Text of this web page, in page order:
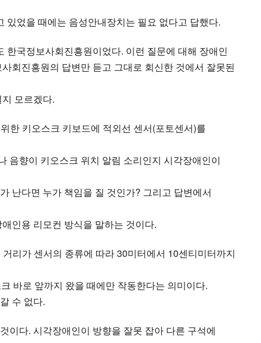
었을 때에는 음성안내장치는 필요 없다고 답했다.
국정보사회진흥원이었다. 이런 질문에 대해 장애인
회진흥원의 답변만 듣고 그대로 회신한 것에서 잘못된
모르겠다.
한 키오스크 키보드에 적외선 센서(포토센서)를
음향이 키오스크 위치 알림 소리인지 시각장애인이
난다면 누가 책임을 질 것인가? 그리고 답변에서
인용 리모컨 방식을 말하는 것이다.
리가 센서의 종류에 따라 30미터에서 10센티미터까지
바로 앞까지 왔을 때에만 작동한다는 의미이다.
수 없다.
이다. 시각장애인이 방향을 잘못 잡아 다른 구석에